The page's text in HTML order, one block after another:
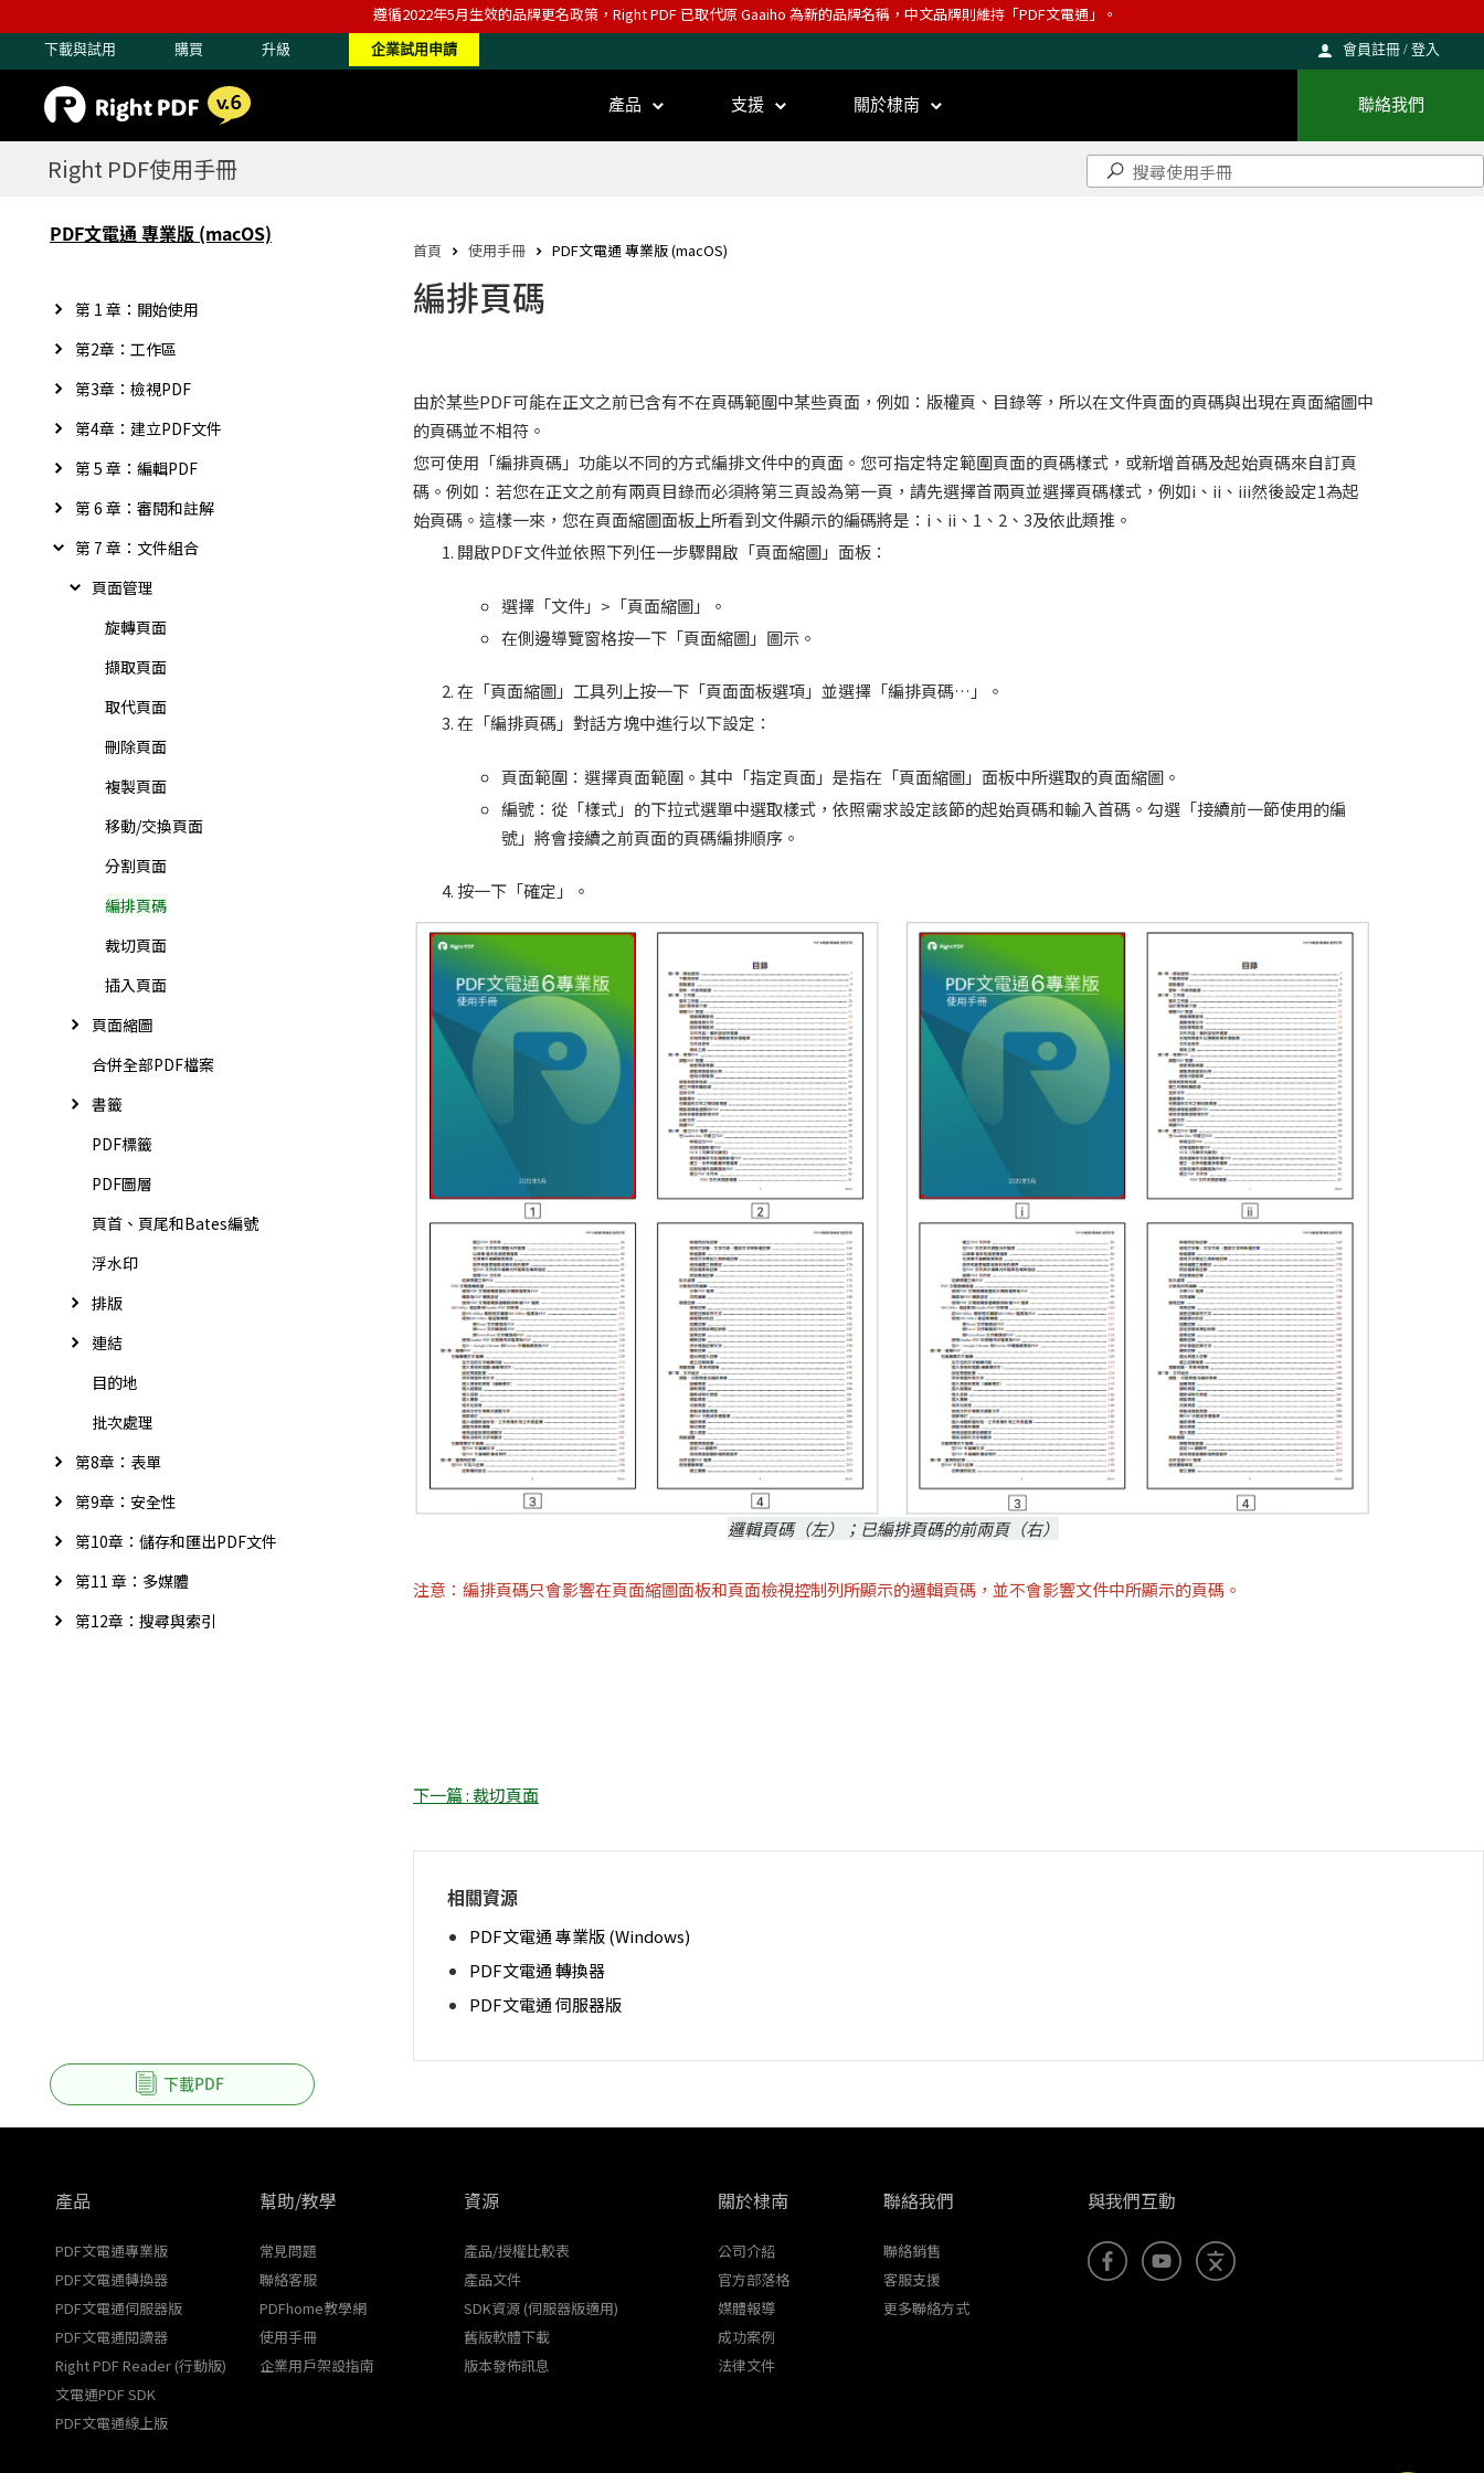
遵循2022年5月生效的品牌更名政策，Right PDF 已取代原 Gaaiho 為新的品牌名稱，中文品牌則維持「PDF文電通」。
下載與試用 購買 升級 企業試用申請 會員註冊 / 登入
產品 支援 關於棣南 聯絡我們
Right PDF使用手冊
PDF文電通 專業版 (macOS)
第 1 章：開始使用
第2章：工作區
第3章：檢視PDF
第4章：建立PDF文件
第 5 章：編輯PDF
第 6 章：審閱和註解
第 7 章：文件組合
頁面管理
旋轉頁面
擷取頁面
取代頁面
刪除頁面
複製頁面
移動/交換頁面
分割頁面
編排頁碼
裁切頁面
插入頁面
頁面縮圖
合併全部PDF檔案
書籤
PDF標籤
PDF圖層
頁首、頁尾和Bates編號
浮水印
排版
連結
目的地
批次處理
第8章：表單
第9章：安全性
第10章：儲存和匯出PDF文件
第11 章：多媒體
第12章：搜尋與索引
下載PDF
首頁 使用手冊 PDF文電通 專業版 (macOS)
編排頁碼
由於某些PDF可能在正文之前已含有不在頁碼範圍中某些頁面，例如：版權頁、目錄等，所以在文件頁面的頁碼與出現在頁面縮圖中
的頁碼並不相符。
您可使用「編排頁碼」功能以不同的方式編排文件中的頁面。您可指定特定範圍頁面的頁碼樣式，或新增首碼及起始頁碼來自訂頁
碼。例如：若您在正文之前有兩頁目錄而必須將第三頁設為第一頁，請先選擇首兩頁並選擇頁碼樣式，例如i、ii、iii然後設定1為起
始頁碼。這樣一來，您在頁面縮圖面板上所看到文件顯示的編碼將是：i、ii、1、2、3及依此類推。
開啟PDF文件並依照下列任一步驟開啟「頁面縮圖」面板：
選擇「文件」>「頁面縮圖」。
在側邊導覽窗格按一下「頁面縮圖」圖示。
在「頁面縮圖」工具列上按一下「頁面面板選項」並選擇「編排頁碼…」。
在「編排頁碼」對話方塊中進行以下設定：
頁面範圍：選擇頁面範圍。其中「指定頁面」是指在「頁面縮圖」面板中所選取的頁面縮圖。
編號：從「樣式」的下拉式選單中選取樣式，依照需求設定該節的起始頁碼和輸入首碼。勾選「接續前一節使用的編
號」將會接續之前頁面的頁碼編排順序。
按一下「確定」。
邏輯頁碼（左）；已編排頁碼的前兩頁（右）
注意：編排頁碼只會影響在頁面縮圖面板和頁面檢視控制列所顯示的邏輯頁碼，並不會影響文件中所顯示的頁碼。
下一篇 : 裁切頁面
相關資源
PDF文電通 專業版 (Windows)
PDF文電通 轉換器
PDF文電通 伺服器版
產品
PDF文電通專業版
PDF文電通轉換器
PDF文電通伺服器版
PDF文電通閱讀器
Right PDF Reader (行動版)
文電通PDF SDK
PDF文電通線上版
幫助/教學
常見問題
聯絡客服
PDFhome教學網
使用手冊
企業用戶架設指南
資源
產品/授權比較表
產品文件
SDK資源 (伺服器版適用)
舊版軟體下載
版本發佈訊息
關於棣南
公司介紹
官方部落格
媒體報導
成功案例
法律文件
聯絡我們
聯絡銷售
客服支援
更多聯絡方式
與我們互動